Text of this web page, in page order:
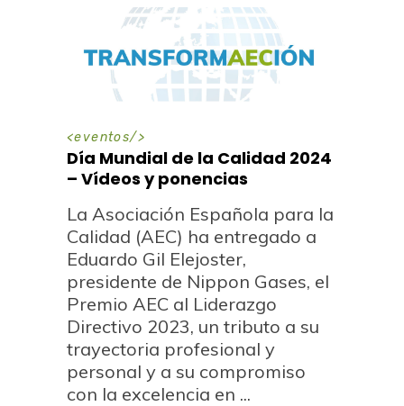
<eventos/>
Día Mundial de la Calidad 2024
– Vídeos y ponencias
La Asociación Española para la
Calidad (AEC) ha entregado a
Eduardo Gil Elejoster,
presidente de Nippon Gases, el
Premio AEC al Liderazgo
Directivo 2023, un tributo a su
trayectoria profesional y
personal y a su compromiso
con la excelencia en